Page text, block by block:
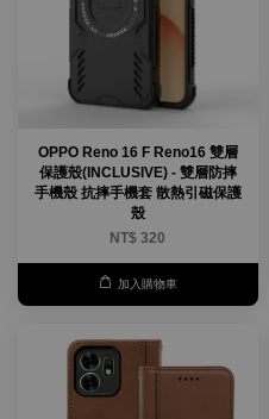
OPPO Reno 16 F Reno16 雙層
保護殼(INCLUSIVE) - 雙層防摔
手機殼 抗摔手機套 散熱引磁保護
殼
NT$ 320
加入購物車